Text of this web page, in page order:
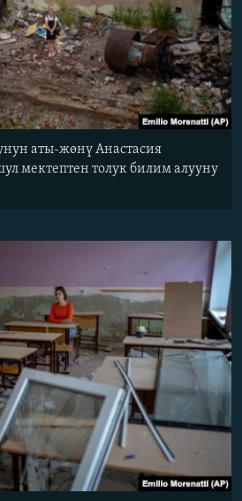
аты-жөнү Анастасия
мектептен толук билим алууну